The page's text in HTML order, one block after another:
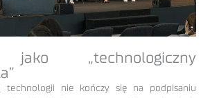
jako „technologiczny
technologii nie kończy się na podpisaniu